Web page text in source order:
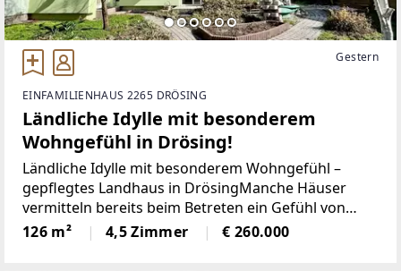
Gestern
EINFAMILIENHAUS 2265 DRÖSING
Ländliche Idylle mit besonderem
Wohngefühl in Drösing!
Ländliche Idylle mit besonderem Wohngefühl –
gepflegtes Landhaus in DrösingManche Häuser
vermitteln bereits beim Betreten ein Gefühl von
Geborgenheit. Dieses liebevoll gepflegte Landhaus
in Drösing vereint ländliche Ruhe, großzügiges
126 m² 4,5 Zimmer € 260.000